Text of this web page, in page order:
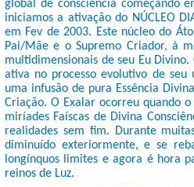
global de consciência começando
iniciamos a ativação do NÚCLEO
em Fev de 2003. Este núcleo do
Pai/Mãe e o Supremo Criador, à
multidimensionais de seu Eu
ativa no processo evolutivo de seu
uma infusão de pura Essência
Criação. O Exalar ocorreu quando
miríades Faíscas de Divina
realidades sem fim. Durante
diminuído exteriormente, e se
longínquos limites e agora é hora
reinos de Luz.